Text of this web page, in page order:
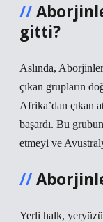
gitti?
Aslında,
çıkan grupların
Afrika’dan çıkan
başardı. Bu
etmeyi ve
Yerli halk,